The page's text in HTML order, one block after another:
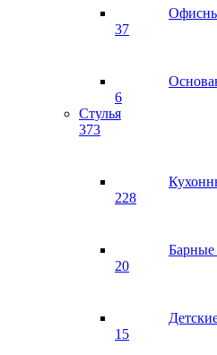
37
6
Стулья
373
228
Барные
20
15